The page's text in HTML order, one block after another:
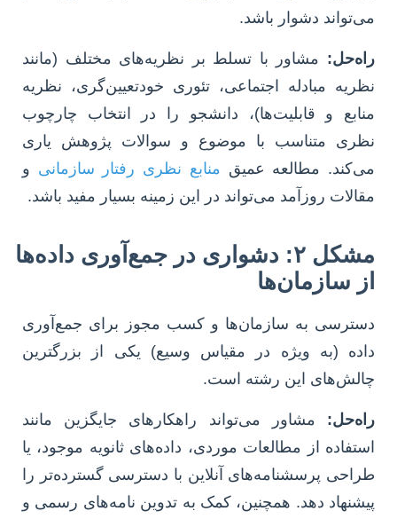
می‌تواند دشوار باشد.
راه‌حل: مشاور با تسلط بر نظریه‌های مختلف (مانند
نظریه مبادله اجتماعی، تئوری خودتعیین‌گری، نظریه
منابع و قابلیت‌ها)، دانشجو را در انتخاب چارچوب
نظری متناسب با موضوع و سوالات پژوهش یاری
می‌کند. مطالعه عمیق منابع نظری رفتار سازمانی و
مقالات روزآمد می‌تواند در این زمینه بسیار مفید باشد.
مشکل ۲: دشواری در جمع‌آوری داده‌ها
از سازمان‌ها
دسترسی به سازمان‌ها و کسب مجوز برای جمع‌آوری
داده (به ویژه در مقیاس وسیع) یکی از بزرگترین
چالش‌های این رشته است.
راه‌حل: مشاور می‌تواند راهکارهای جایگزین مانند
استفاده از مطالعات موردی، داده‌های ثانویه موجود، یا
طراحی پرسشنامه‌های آنلاین با دسترسی گسترده‌تر را
پیشنهاد دهد. همچنین، کمک به تدوین نامه‌های رسمی و